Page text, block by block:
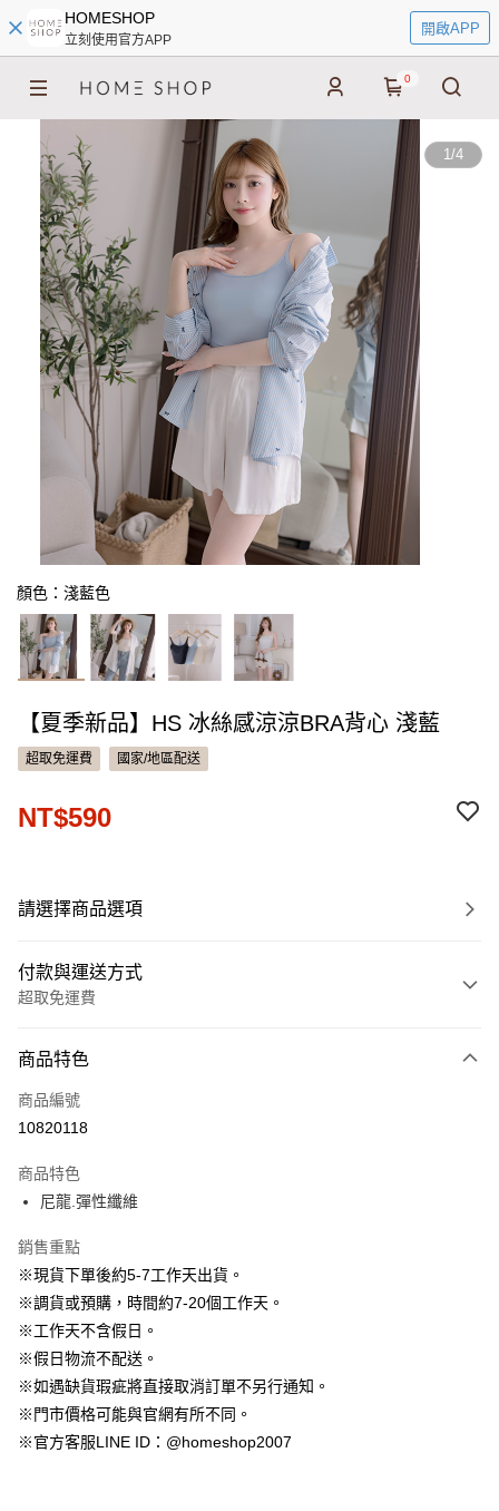
HOMESHOP
立刻使用官方APP
開啟APP
0
1/4
顏色：淺藍色
【夏季新品】HS 冰絲感涼涼BRA背心 淺藍
超取免運費 國家/地區配送
NT$590
請選擇商品選項
付款與運送方式
超取免運費
信用卡一次付款
信用卡分期付款
合作金庫商業銀行
華南商業銀行
國泰世華商業銀行
臺灣中小企業銀行
匯豐（台灣）商業銀行
華泰商業銀行
聯邦商業銀行
元大商業銀行
玉山商業銀行
台新國際商業銀行
中國信託商業銀行
台灣樂天信用卡公司
6 期 0 利率 每期
華南商業銀行
上海商業儲蓄銀行
國泰世華商業銀行
臺灣中小企業銀行
匯豐（台灣）商業銀行
聯邦商業銀行
元大商業銀行
永豐商業銀行
玉山商業銀行
台灣樂天信用卡公司
12 期 0 利率 每期
合作金庫商業銀行
華南商業銀行
上海商業儲蓄銀行
國泰世華商業銀行
臺灣中小企業銀行
匯豐（台灣）商業銀行
聯邦商業銀行
遠東國際商業銀行
元大商業銀行
玉山商業銀行
星展（台灣）商業銀行
24 期 0 利率 每期
合作金庫商業銀行
華南商業銀行
彰化商業銀行
上海商業儲蓄銀行
兆豐國際商業銀行
台中商業銀行
匯豐（台灣）商業銀行
華泰商業銀行
聯邦商業銀行
遠東國際商業銀行
永豐商業銀行
玉山商業銀行
LINE Pay
Apple Pay
街口支付
悠遊付
大哥付你分期
商品特色
商品編號
10820118
商品特色
尼龍.彈性纖維
銷售重點
※現貨下單後約5-7工作天出貨。
※調貨或預購，時間約7-20個工作天。
※工作天不含假日。
※假日物流不配送。
※如遇缺貨瑕疵將直接取消訂單不另行通知。
※門市價格可能與官網有所不同。
※官方客服LINE ID：@homeshop2007